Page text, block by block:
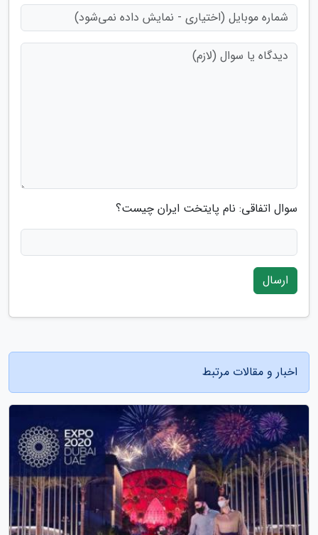
سوال اتفاقی: نام پایتخت ایران چیست؟
ارسال
اخبار و مقالات مرتبط